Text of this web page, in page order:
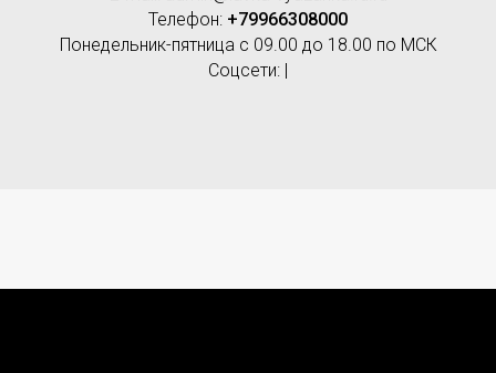
Телефон: +79966308000
Понедельник-пятница с 09.00 до 18.00 по МСК
Соцсети: |